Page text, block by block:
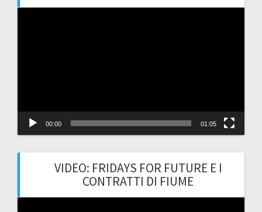
00:00 01:05
VIDEO: FRIDAYS FOR FUTURE E I
CONTRATTI DI FIUME